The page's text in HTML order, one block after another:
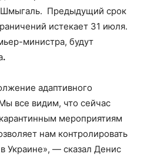
Предыдущий срок
истекает 31 июля.
министра, будут
.
адаптивного
все видим, что сейчас
мероприятиям
нам контролировать
Украине», — сказал Денис